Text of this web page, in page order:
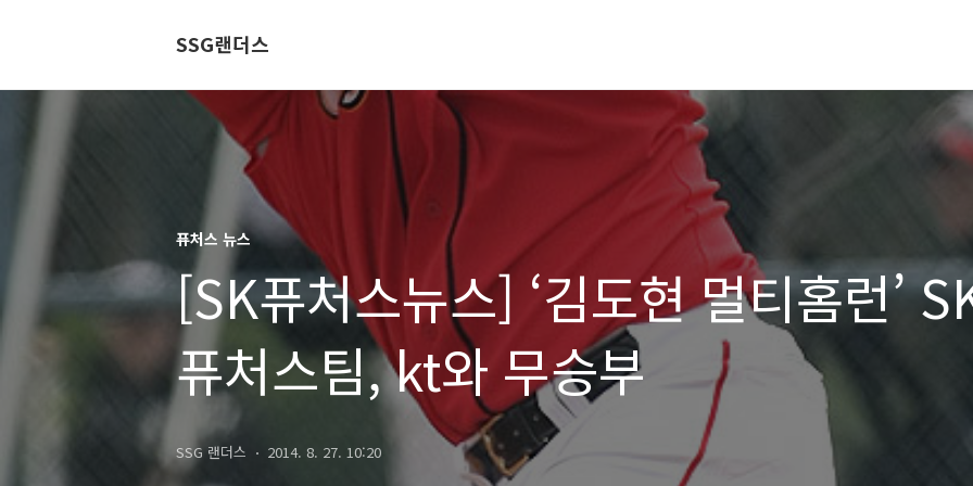
SSG랜더스
퓨처스 뉴스
[SK퓨처스뉴스] ‘김도현 멀티홈런’
퓨처스팀, kt와 무승부
SSG 랜더스 2014. 8. 27. 10:20